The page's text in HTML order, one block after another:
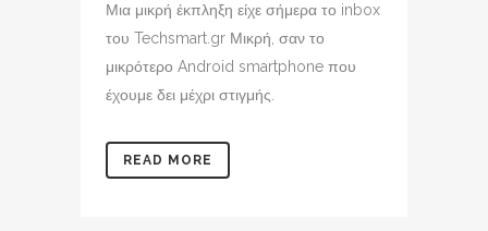
Μια μικρή έκπληξη είχε σήμερα το inbox
του Techsmart.gr Μικρή, σαν το
μικρότερο Android smartphone που
έχουμε δει μέχρι στιγμής.
READ MORE